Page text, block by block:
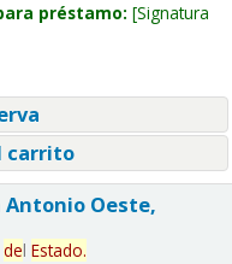
préstamo: Signatura
carrito
Oeste,
del Estado.